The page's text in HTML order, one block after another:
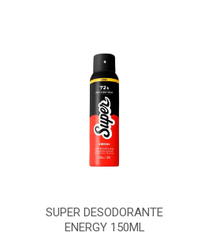
SUPER DESODORANTE
ENERGY 150ML